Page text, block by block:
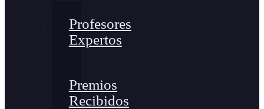
Profesores
Expertos
Premios
Recibidos